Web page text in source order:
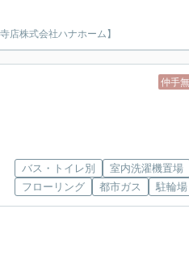
店株式会社ハナホーム】
仲手
バス・トイレ別 室内洗濯機置場
フローリング
都市ガス 駐輪場